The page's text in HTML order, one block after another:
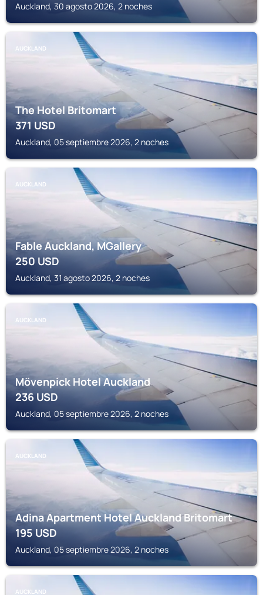
Auckland, 30 agosto 2026, 2 noches
AUCKLAND
The Hotel Britomart
371USD
Auckland, 05 septiembre 2026, 2 noches
AUCKLAND
Fable Auckland, MGallery
250USD
Auckland, 31 agosto 2026, 2 noches
AUCKLAND
Mövenpick Hotel Auckland
236USD
Auckland, 05 septiembre 2026, 2 noches
AUCKLAND
Adina Apartment Hotel Auckland Britomart
195USD
Auckland, 05 septiembre 2026, 2 noches
AUCKLAND